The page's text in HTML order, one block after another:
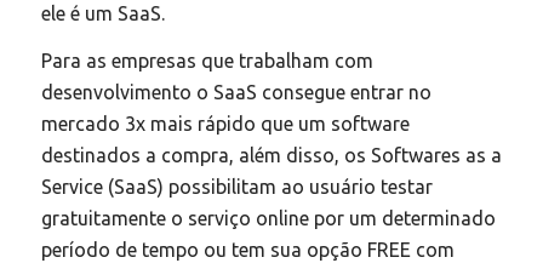
ele é um SaaS.
Para as empresas que trabalham com
desenvolvimento o SaaS consegue entrar no
mercado 3x mais rápido que um software
destinados a compra, além disso, os Softwares as a
Service (SaaS) possibilitam ao usuário testar
gratuitamente o serviço online por um determinado
período de tempo ou tem sua opção FREE com